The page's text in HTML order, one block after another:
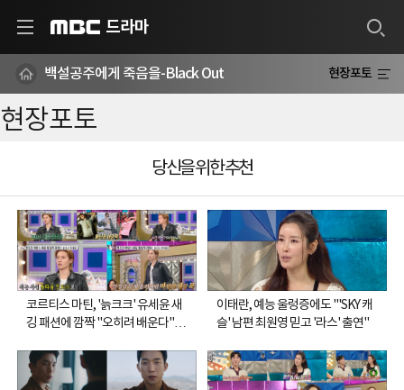
드라마
백설공주에게 죽음을-Black Out 현장포토
현장포토
당신을 위한 추천
코르티스 마틴, '늙크크' 유세윤 새
깅 패션에 깜짝 "오히려 배운다"
이태란, 예능 울렁증에도 "'SKY 캐
슬' 남편 최원영 믿고 '라스' 출연"